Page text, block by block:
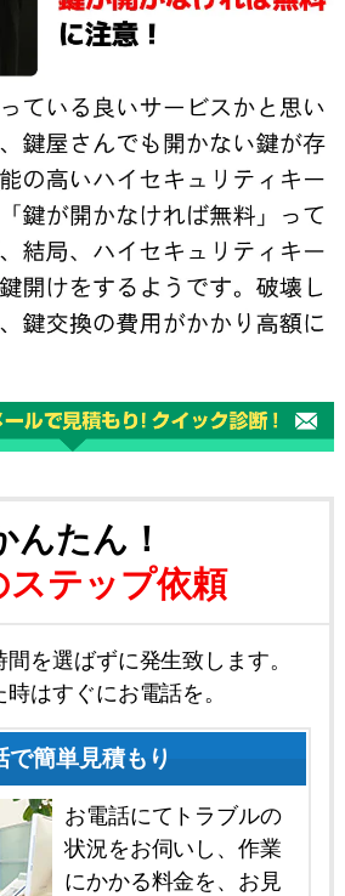
んたん！
ステップ依頼
を選ばずに発生致します。
はすぐにお電話を。
で簡単見積もり
お電話にてトラブルの
状況をお伺いし、作業
にかかる料金を、お見